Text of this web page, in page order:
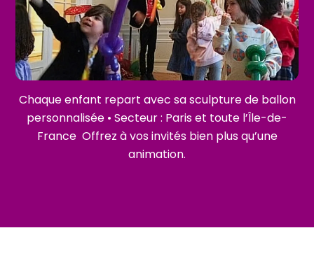
Chaque enfant repart avec sa sculpture de ballon
personnalisée • Secteur : Paris et toute l’Île-de-
France Offrez à vos invités bien plus qu’une
animation.